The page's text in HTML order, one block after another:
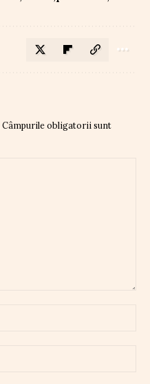
Câmpurile obligatorii sunt